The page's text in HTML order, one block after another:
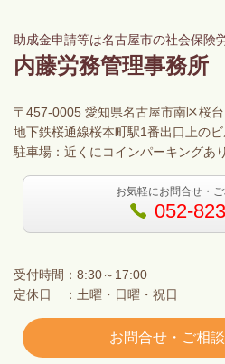
助成金申請等は名古屋市の社会保険
内藤労務管理事務所
〒457-0005 愛知県名古屋市南区桜
地下鉄桜通線桜本町駅1番出口上の
駐車場：近くにコインパーキングあり
お気軽にお問合せ・
052-
受付時間：8:30～17:00
定休日 ：土曜・日曜・祝日
お問合せ・ご相